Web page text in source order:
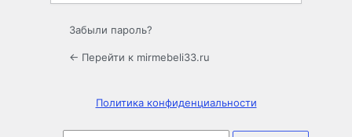
Забыли пароль?
← Перейти к mirmebeli33.ru
Политика конфиденциальности